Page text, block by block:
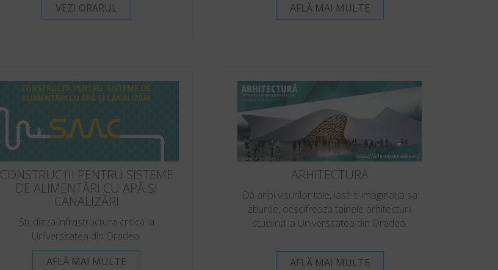
VEZI ORARUL AFLĂ MAI MULTE
CONSTRUCȚII PENTRU SISTEME
DE ALIMENTĂRI CU APĂ ȘI
CANALIZĂRI
Studiază infrastructura critică la
Universitatea din Oradea.
AFLĂ MAI MULTE
ARHITECTURĂ
Dă aripi visurilor tale, lasă-ți imaginația sa
zburde, descifrează tainele arhitecturii
studiind la Universitatea din Oradea.
AFLĂ MAI MULTE